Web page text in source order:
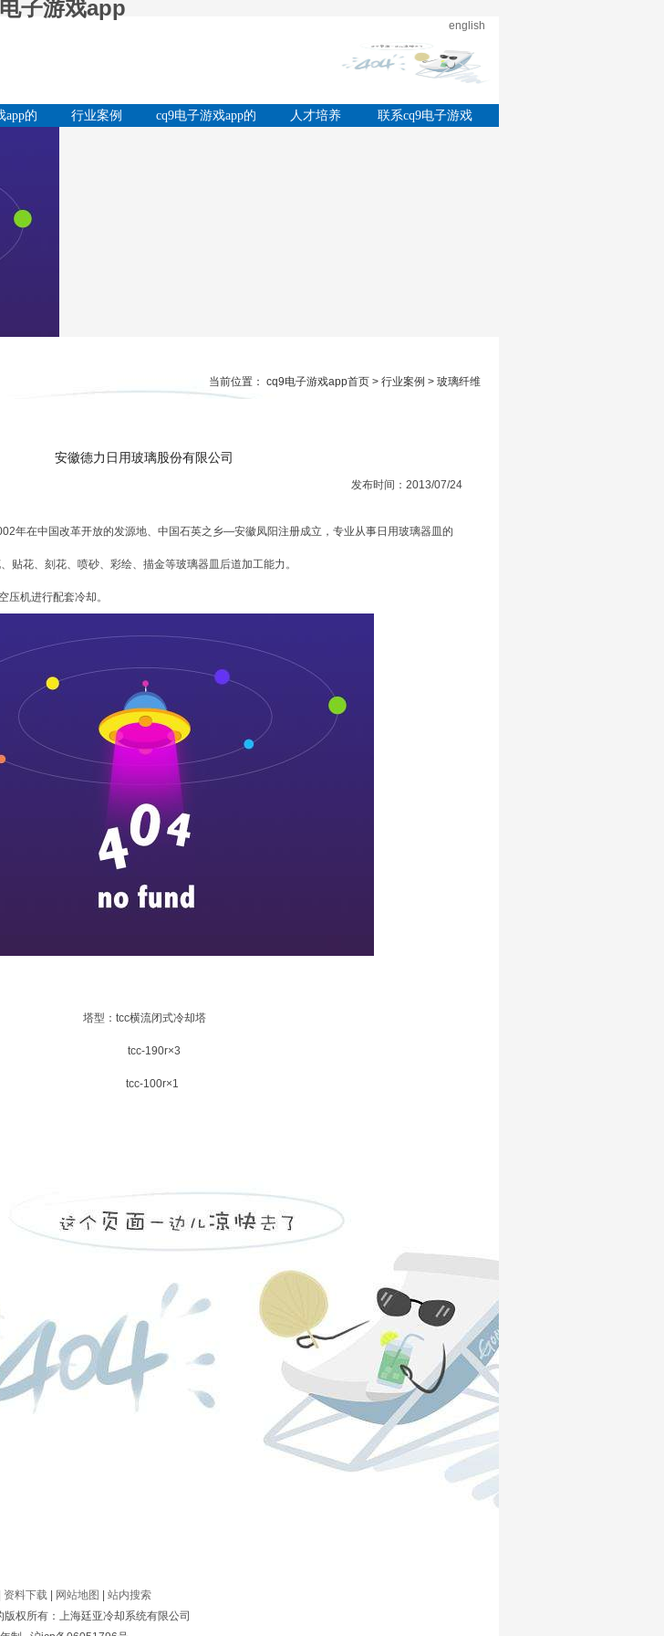
子游戏app
english
app的
行业案例
cq9电子游戏app的
人才培养
联系cq9电子游戏
当前位置： cq9电子游戏app首页 > 行业案例 > 玻璃纤维
安徽德力日用玻璃股份有限公司
发布时间：2013/07/24
年在中国改革开放的发源地、中国石英之乡—安徽凤阳注册成立，专业从事日用玻璃器皿的
贴花、刻花、喷砂、彩绘、描金等玻璃器皿后道加工能力。
压机进行配套冷却。
塔型：tcc横流闭式冷却塔
tcc-190r×3
tcc-100r×1
资料下载| 网站地图
站内搜索
权所有：上海廷亚冷却系统有限公司